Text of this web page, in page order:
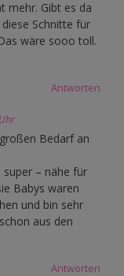
mehr. Gibt es da
Schnitte für
wäre sooo toll.
Antworten
Bedarf an
super – nähe für
Babys waren
und bin sehr
aus den
Antworten